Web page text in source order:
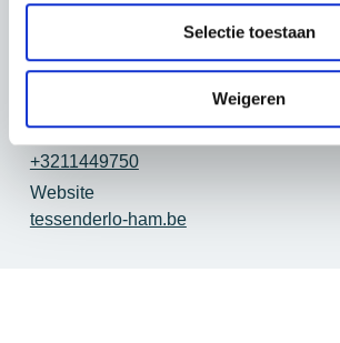
Selectie toestaan
Weigeren
E-mailadres
Telefoonnummer
+3211449750
Website
tessenderlo-ham.be